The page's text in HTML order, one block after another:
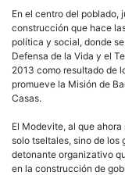
En el centro del poblado,
construcción que hace
política y social, donde
Defensa de la Vida y el
2013 como resultado de
promueve la Misión de
Casas.
El Modevite, al que
solo tseltales, sino de los
detonante organizativo
en la construcción de